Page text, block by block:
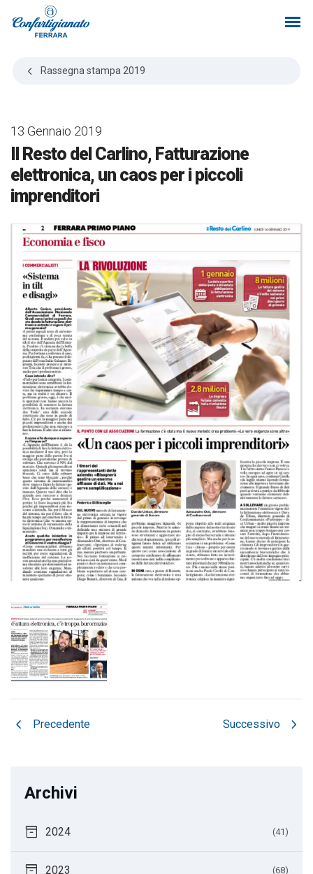
Rassegna stampa 2019
13 Gennaio 2019
Il Resto del Carlino, Fatturazione
elettronica, un caos per i piccoli
imprenditori
chevron_left Precedente Successivo chevron_right
Archivi
inventory_2 2024 (41)
inventory_2 2023 (68)